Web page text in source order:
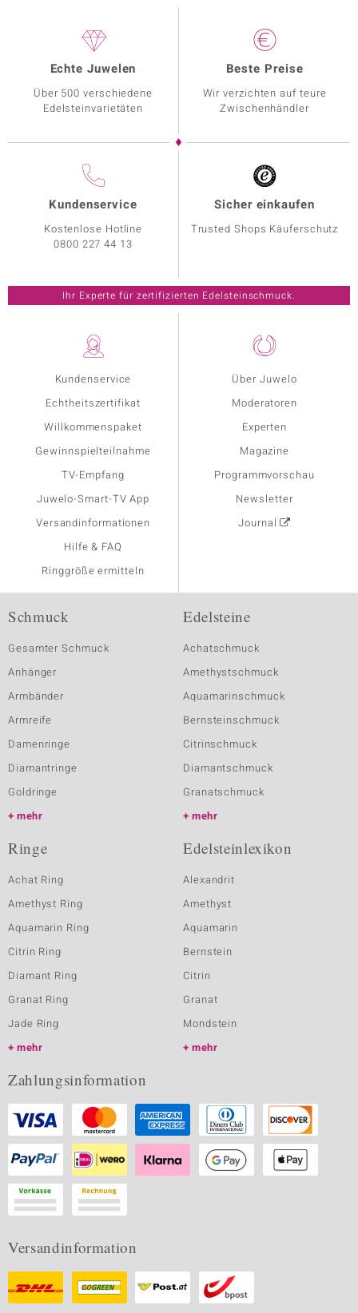
Kundenservice
Echtheitszertifikat
Willkommenspaket
Gewinnspielteilnahme
TV-Empfang
Juwelo-Smart-TV App
Versandinformationen
Hilfe & FAQ
Ringgröße ermitteln
Über Juwelo
Moderatoren
Experten
Magazine
Programmvorschau
Newsletter
Journal
Echte Juwelen
Über 500 verschiedene
Edelsteinvarietäten
Beste Preise
Wir verzichten auf teure
Zwischenhändler
Kundenservice
Kostenlose Hotline
0800 227 44 13
Sicher einkaufen
Trusted Shops Käuferschutz
Ihr Experte für zertifizierten Edelsteinschmuck.
Schmuck
Gesamter Schmuck
Anhänger
Armbänder
Armreife
Damenringe
Diamantringe
Goldringe
mehr
Edelsteine
Achatschmuck
Amethystschmuck
Aquamarinschmuck
Bernsteinschmuck
Citrinschmuck
Diamantschmuck
Granatschmuck
mehr
Ringe
Achat Ring
Amethyst Ring
Aquamarin Ring
Citrin Ring
Diamant Ring
Granat Ring
Jade Ring
mehr
Edelsteinlexikon
Alexandrit
Amethyst
Aquamarin
Bernstein
Citrin
Granat
Mondstein
mehr
Zahlungsinformation
Versandinformation